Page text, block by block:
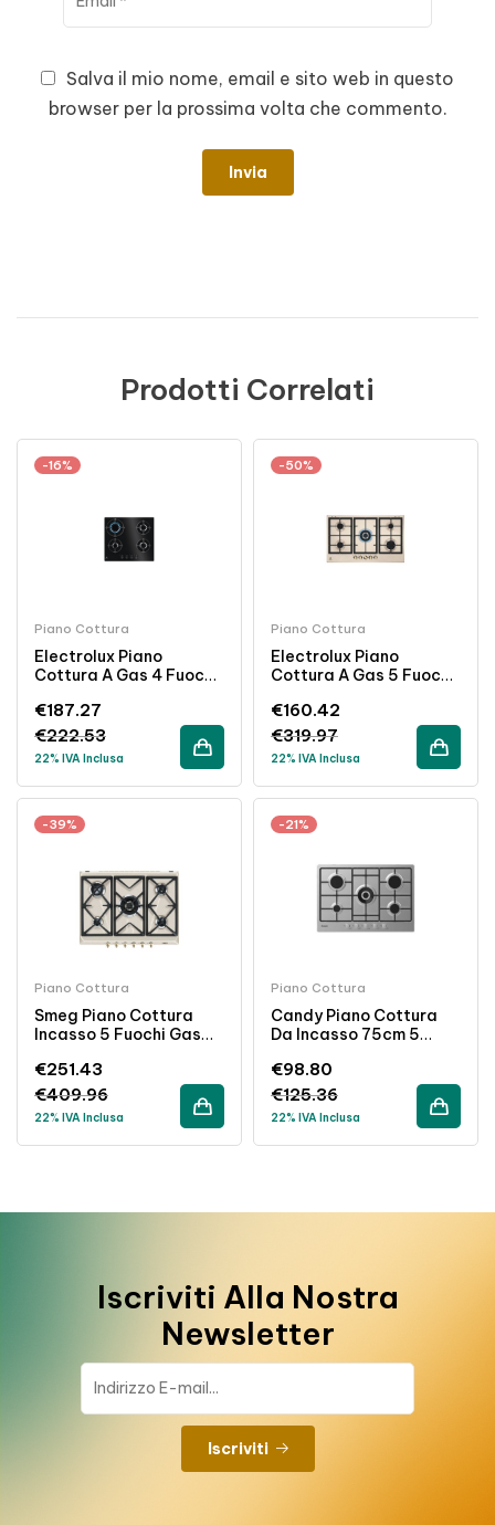
Salva il mio nome, email e sito web in questo
browser per la prossima volta che commento.
Prodotti Correlati
-16%
Piano Cottura
Electrolux Piano
Cottura A Gas 4 Fuochi
Incasso 60 Cm
€222.53
€187.27
22% IVA Inclusa
-50%
Piano Cottura
Electrolux Piano
Cottura A Gas 5 Fuochi
Colore Sabbia
€319.97
€160.42
22% IVA Inclusa
-39%
Piano Cottura
Smeg Piano Cottura
Incasso 5 Fuochi Gas
Colore Panna
€409.96
€251.43
22% IVA Inclusa
-21%
Piano Cottura
Candy Piano Cottura
Da Incasso 75cm 5
€125.36
€98.80
22% IVA Inclusa
Iscriviti Alla Nostra
Newsletter
Iscriviti